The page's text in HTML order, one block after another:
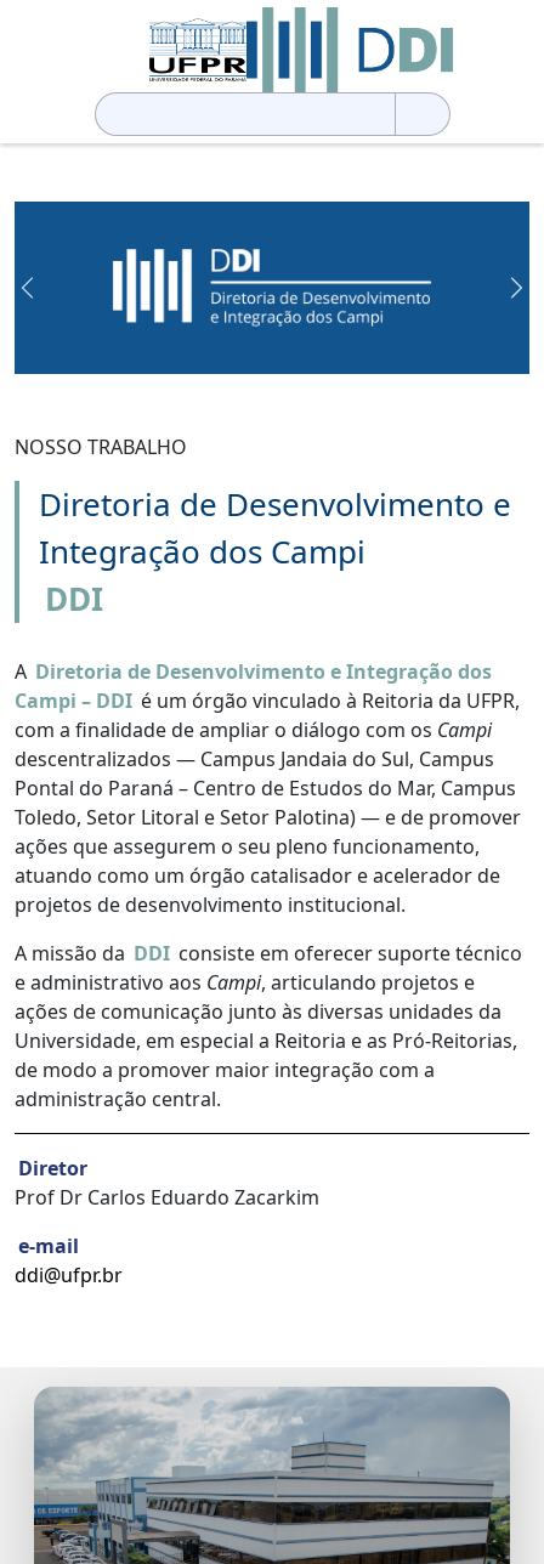
Pesquisar
por:
Previous
NOSSO TRABALHO
Diretoria de Desenvolvimento e
Integração dos Campi
DDI
A Diretoria de Desenvolvimento e Integração dos
Campi – DDI é um órgão vinculado à Reitoria da UFPR,
com a finalidade de ampliar o diálogo com os Campi
descentralizados — Campus Jandaia do Sul, Campus
Pontal do Paraná – Centro de Estudos do Mar, Campus
Toledo, Setor Litoral e Setor Palotina) — e de promover
ações que assegurem o seu pleno funcionamento,
atuando como um órgão catalisador e acelerador de
projetos de desenvolvimento institucional.
A missão da DDI consiste em oferecer suporte técnico
e administrativo aos Campi, articulando projetos e
ações de comunicação junto às diversas unidades da
Universidade, em especial a Reitoria e as Pró-Reitorias,
de modo a promover maior integração com a
administração central.
Diretor
Prof Dr Carlos Eduardo Zacarkim
e-mail
ddi@ufpr.br